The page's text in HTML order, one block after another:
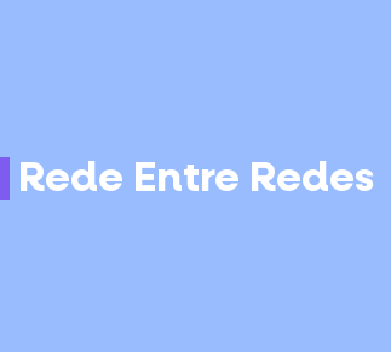
Rede Entre Redes